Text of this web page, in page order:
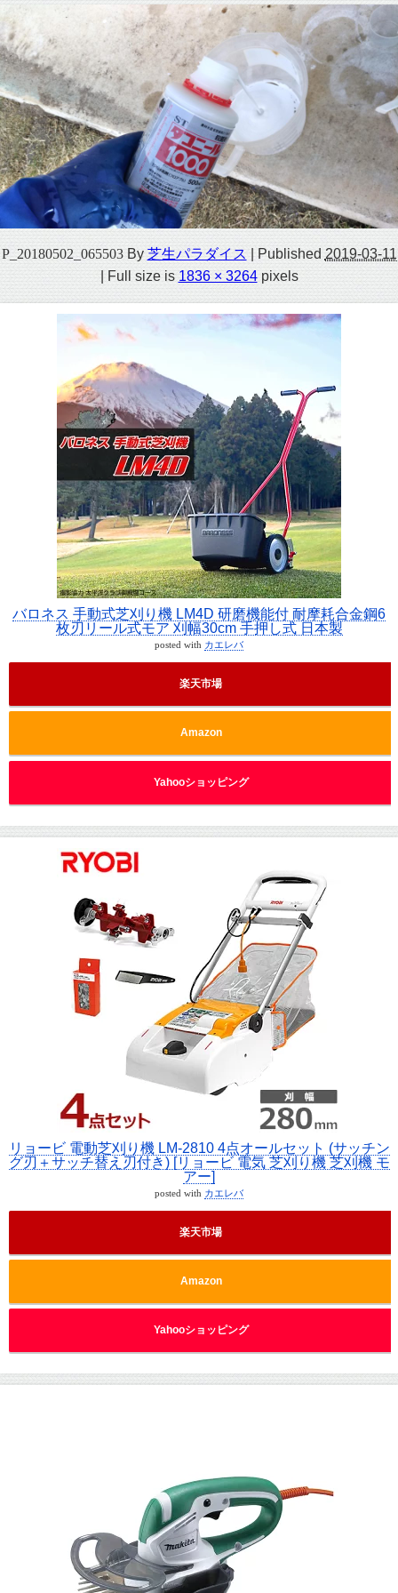
P_20180502_065503 By 芝生パラダイス Published 2019-03-11
| Full size is 1836 × 3264pixels
バロネス 手動式芝刈り機 LM4D 研磨機能付 耐摩耗合金鋼6
枚刃リール式モア 刈幅30cm 手押し式 日本製
posted with カエレバ
楽天市場
Amazon
Yahooショッピング
リョービ 電動芝刈り機 LM-2810 4点オールセット (サッチン
グ刃＋サッチ替え刃付き) [リョービ 電気 芝刈り機 芝刈機 モ
アー]
posted with カエレバ
楽天市場
Amazon
Yahooショッピング